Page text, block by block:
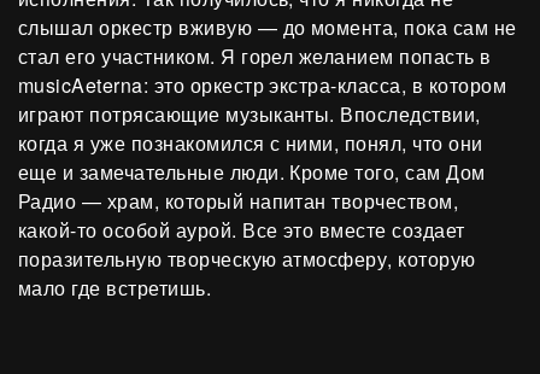
слышал оркестр вживую — до момента, пока сам не
стал его участником. Я горел желанием попасть в
musicAeterna: это оркестр экстра-класса, в котором
играют потрясающие музыканты. Впоследствии,
когда я уже познакомился с ними, понял, что они
еще и замечательные люди. Кроме того, сам Дом
Радио — храм, который напитан творчеством,
какой-то особой аурой. Все это вместе создает
поразительную творческую атмосферу, которую
мало где встретишь.